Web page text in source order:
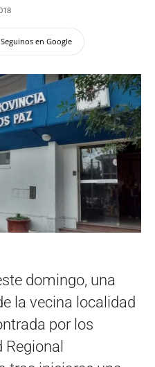
en Google
domingo, una
la vecina localidad
por los